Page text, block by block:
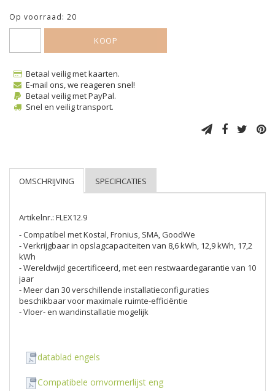
Op voorraad: 20
KOOP
Betaal veilig met kaarten.
E-mail ons, we reageren snel!
Betaal veilig met PayPal.
Snel en veilig transport.
Artikelnr.: FLEX12.9
- Compatibel met Kostal, Fronius, SMA, GoodWe
- Verkrijgbaar in opslagcapaciteiten van 8,6 kWh, 12,9 kWh, 17,2
kWh
- Wereldwijd gecertificeerd, met een restwaardegarantie van 10
jaar
- Meer dan 30 verschillende installatieconfiguraties
beschikbaar voor maximale ruimte-efficiëntie
- Vloer- en wandinstallatie mogelijk
datablad engels
Compatibele omvormerlijst eng